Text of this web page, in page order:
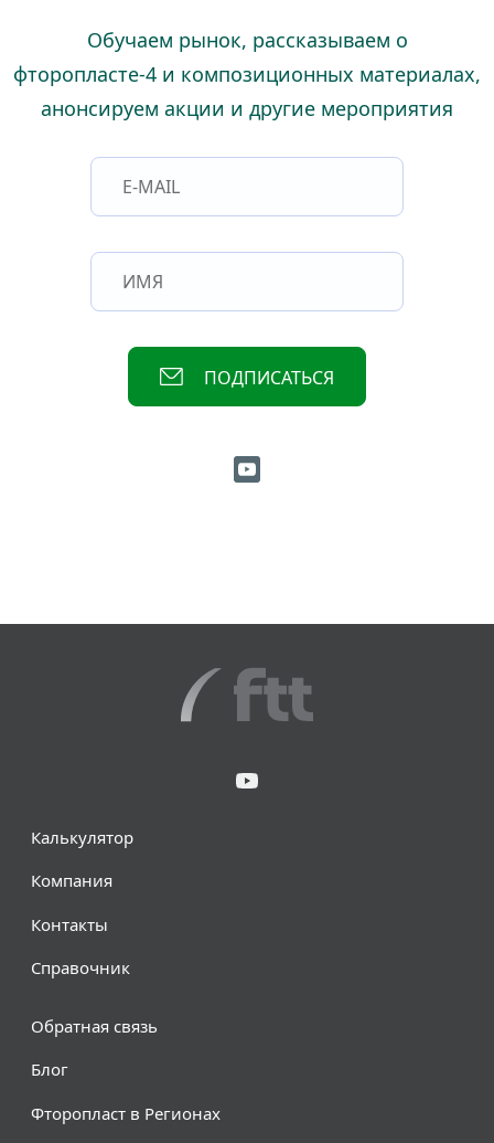
Обучаем рынок, рассказываем о
фторопласте-4 и композиционных материалах,
анонсируем акции и другие мероприятия
ПОДПИСАТЬСЯ
Калькулятор
Компания
Контакты
Справочник
Обратная связь
Блог
Фторопласт в Регионах